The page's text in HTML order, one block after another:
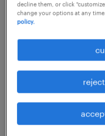
job details
一般事務・OA事務
勤務期間
長期（3ヶ月以上）
decline them, or click
change your options at any
policy.